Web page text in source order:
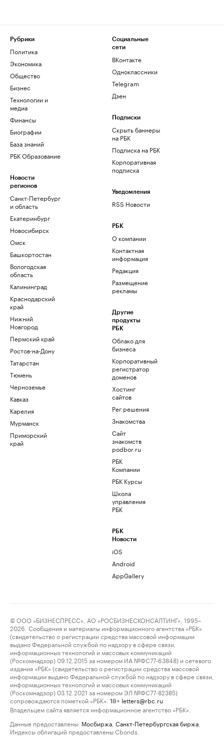
Рубрики
Политика
Экономика
Общество
Бизнес
Технологии и
медиа
Финансы
Биографии
База знаний
РБК Образование
Новости
регионов
Санкт-Петербург
и область
Екатеринбург
Новосибирск
Омск
Башкортостан
Вологодская
область
Калининград
Краснодарский
край
Нижний
Новгород
Пермский край
Ростов-на-Дону
Татарстан
Тюмень
Черноземье
Кавказ
Карелия
Мурманск
Приморский
край
Социальные
сети
ВКонтакте
Одноклассники
Telegram
Дзен
Подписки
Скрыть баннеры
на РБК
Подписка на РБК
Корпоративная
подписка
Уведомления
RSS Новости
РБК
О компании
Контактная
информация
Редакция
Размещение
рекламы
Другие
продукты
РБК
Облако для
бизнеса
Корпоративный
регистратор
доменов
Хостинг
сайтов
Рег.решения
Знакомства
Сайт
знакомств
podbor.ru
РБК
Компании
РБК Курсы
Школа
управления
РБК
РБК
Новости
iOS
Android
AppGallery
© ООО «БИЗНЕСПРЕСС», АО «РОСБИЗНЕСКОНСАЛТИНГ», 1995–
2026. Сообщения и материалы информационного агентства «РБК»
(свидетельство о регистрации средства массовой информации
выдано Федеральной службой по надзору в сфере связи,
информационных технологий и массовых коммуникаций
(Роскомнадзор) 09.12.2015 за номером ИА №ФС77-63848) и сетевого
издания «РБК» (свидетельство о регистрации средства массовой
информации выдано Федеральной службой по надзору в сфере связи,
информационных технологий и массовых коммуникаций
(Роскомнадзор) 03.12.2021 за номером ЭЛ №ФС77-82385)
сопровождаются пометкой «РБК».
18+ letters@rbc.ru
Владельцем сайта является информационное агентство «РБК».
Данные предоставлены: Мосбиржа Санкт-Петербургская биржа
Индексы облигаций предоставлены Cbonds.